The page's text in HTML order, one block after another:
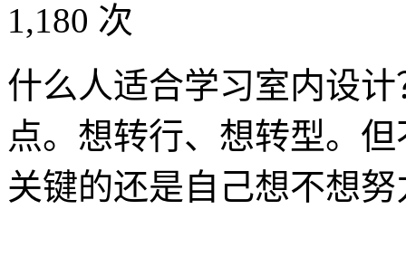
1,180 次
什么人适合学习室内设
点。想转行、想转型。
关键的还是自己想不想努